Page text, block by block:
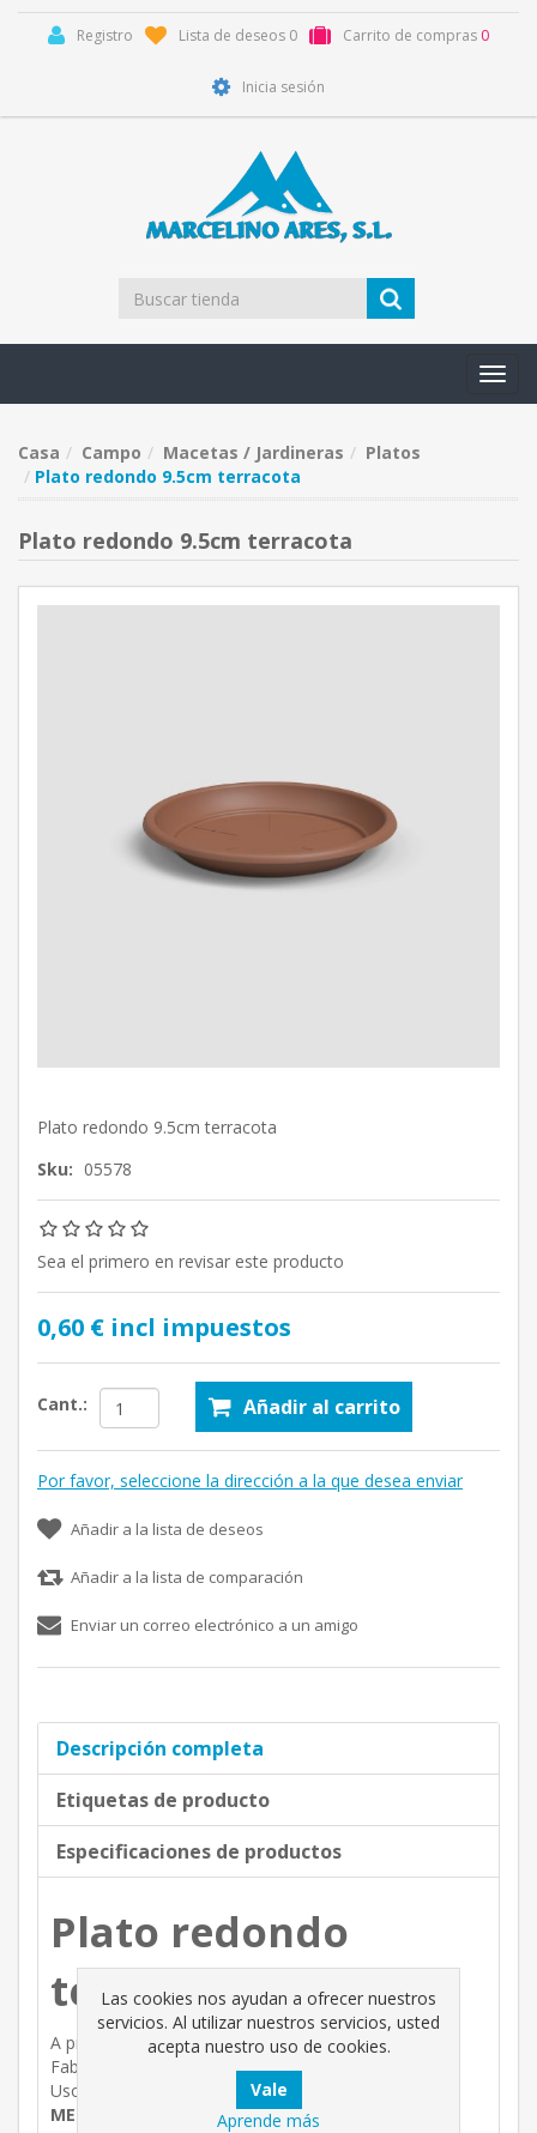
Registro Lista de deseos 0 Carrito de compras 0
Inicia sesión
Casa Campo Macetas / Jardineras
Platos
Plato redondo 9.5cm terracota
Plato redondo 9.5cm terracota
Plato redondo 9.5cm terracota
Sku: 05578
Sea el primero en revisar este producto
0,60 € incl impuestos
Cant.: Añadir al carrito
Por favor, seleccione la dirección a la que desea enviar
Añadir a la lista de deseos
Añadir a la lista de comparación
Enviar un correo electrónico a un amigo
Descripción completa
Etiquetas de producto
Especificaciones de productos
Plato redondo
terracota 9.5cm
A prueba de heladas y con protección UV.
Fabricado con material reciclado.
Uso en exteriores.
MEDIDAS:
Ø 9.5x1.5 cm
Las cookies nos ayudan a ofrecer nuestros
servicios. Al utilizar nuestros servicios, usted
acepta nuestro uso de cookies.
Aprende más